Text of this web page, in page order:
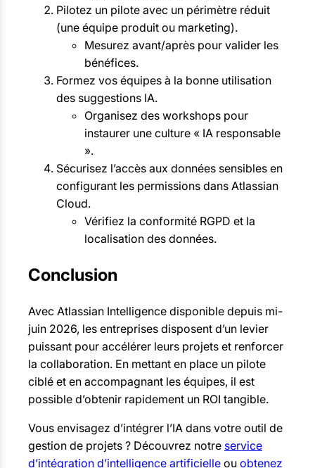
Pilotez un pilote avec un périmètre réduit
(une équipe produit ou marketing).
Mesurez avant/après pour valider les
bénéfices.
Formez vos équipes à la bonne utilisation
des suggestions IA.
Organisez des workshops pour
instaurer une culture « IA responsable
».
Sécurisez l’accès aux données sensibles en
configurant les permissions dans Atlassian
Cloud.
Vérifiez la conformité RGPD et la
localisation des données.
Conclusion
Avec Atlassian Intelligence disponible depuis mi-
juin 2026, les entreprises disposent d’un levier
puissant pour accélérer leurs projets et renforcer
la collaboration. En mettant en place un pilote
ciblé et en accompagnant les équipes, il est
possible d’obtenir rapidement un ROI tangible.
Vous envisagez d’intégrer l’IA dans votre outil de
gestion de projets ? Découvrez notre service
d’intégration d’intelligence artificielle ou obtenez